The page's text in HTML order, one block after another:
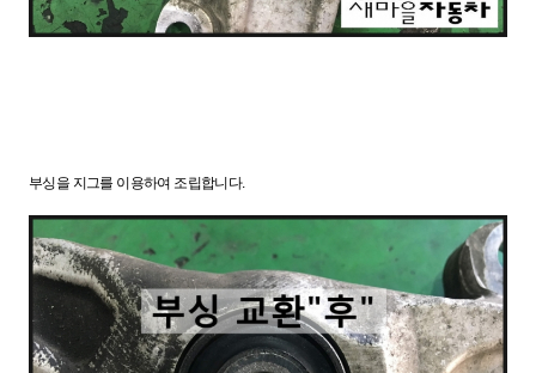
부싱을 지그를 이용하여 조립합니다.